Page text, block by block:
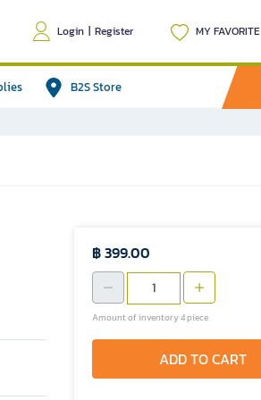
Login | Register MY FAVORITE
B2S Store
฿ 399.00
Amount of inventory 4 piece
ADD TO CART